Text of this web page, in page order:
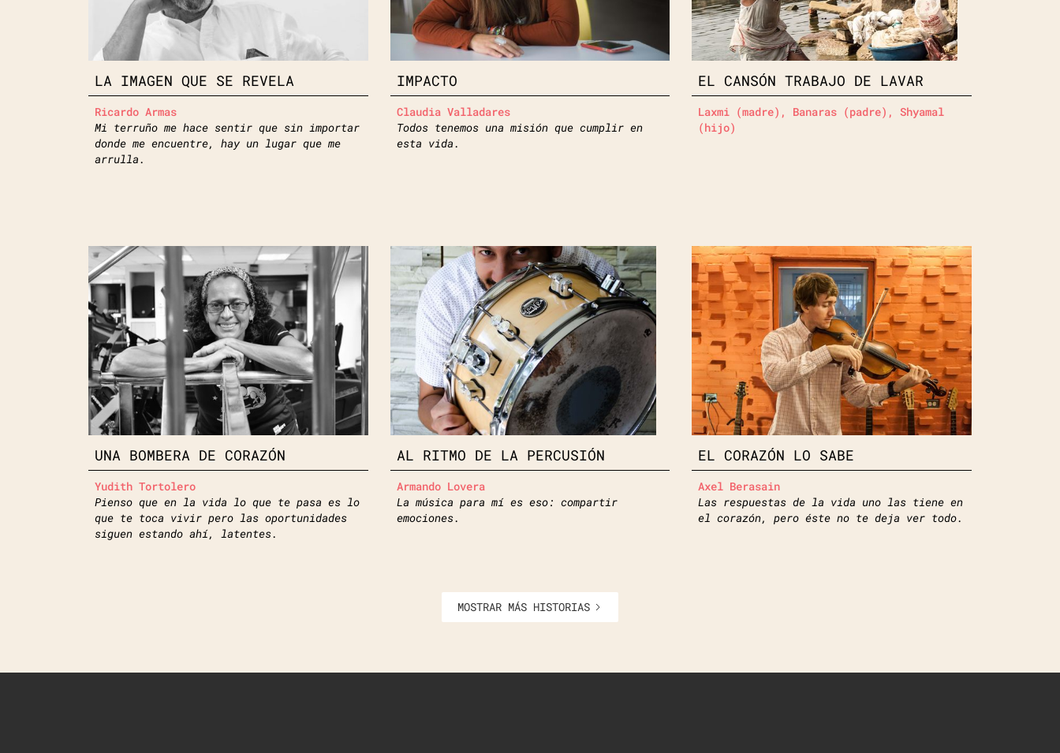
LA IMAGEN QUE SE REVELA
Ricardo Armas
Mi terruño me hace sentir que sin importar
donde me encuentre, hay un lugar que me
arrulla.
IMPACTO
Claudia Valladares
Todos tenemos una misión que cumplir en
esta vida.
EL CANSÓN TRABAJO DE LAVAR
Laxmi (madre), Banaras (padre), Shyamal
(hijo)
UNA BOMBERA DE CORAZÓN
Yudith Tortolero
Pienso que en la vida lo que te pasa es lo
que te toca vivir pero las oportunidades
siguen estando ahí, latentes.
AL RITMO DE LA PERCUSIÓN
Armando Lovera
La música para mí es eso: compartir
emociones.
EL CORAZÓN LO SABE
Axel Berasain
Las respuestas de la vida uno las tiene en
el corazón, pero éste no te deja ver todo.
MOSTRAR MÁS HISTORIAS